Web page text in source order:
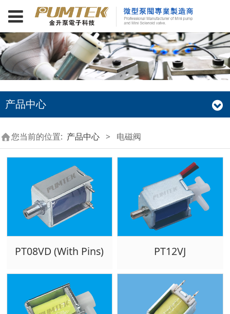
产品中心
您当前的位置: 产品中心 > 电磁阀
PT08VD (With Pins) PT12VJ